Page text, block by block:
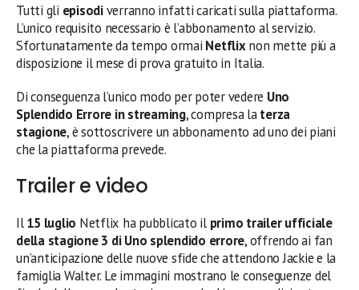
Tutti gli episodiverranno infatti caricati sulla piattaforma.
L’unico requisito necessario è l’abbonamento al servizio.
Sfortunatamente da tempo ormai Netflixnon mette più a
disposizione il mese di prova gratuito in Italia.
Di conseguenza l’unico modo per poter vedere Uno
Splendido Errore in streaming, compresa laterza
stagione, è sottoscrivere un abbonamento ad uno dei piani
che la piattaforma prevede.
Trailer e video
Il15 luglio Netflix ha pubblicato il primo trailer ufficiale
della stagione 3 di Uno splendido errore, offrendo ai fan
un’anticipazione delle nuove sfide che attendono Jackie e la
famiglia Walter. Le immagini mostrano le conseguenze del